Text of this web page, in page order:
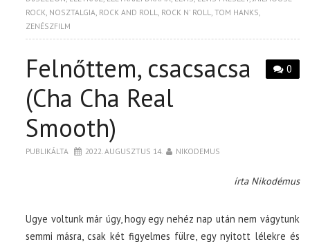
ROCK, NOSZTALGIA, ROCK AND ROLL, ROCK N' ROLL,TOM HANKS,
ZENÉSZFILM
0
Felnőttem, csacsacsa
(Cha Cha Real
Smooth)
PUBLIKÁLTA 2022. AUGUSZTUS 14. NIKODEMUS
írta Nikodémus
Ugye voltunk már úgy, hogy egy nehéz nap után nem vágytunk
semmi másra, csak két figyelmes fülre, egy nyitott lélekre és